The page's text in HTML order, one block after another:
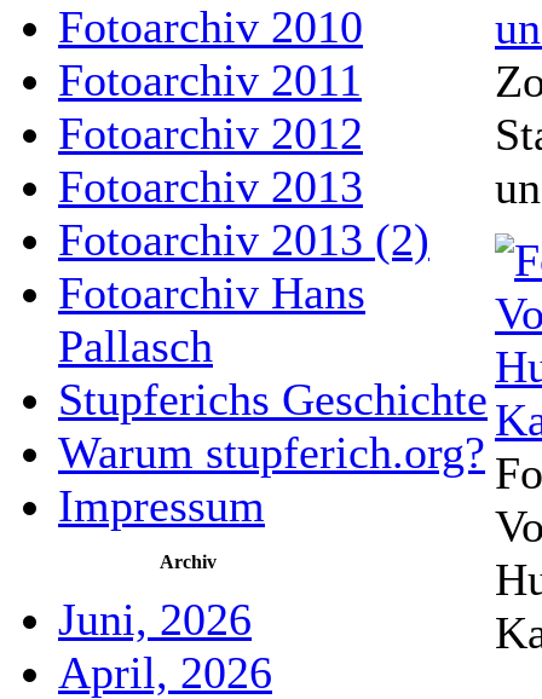
Fotoarchiv 2010
Fotoarchiv 2011
Fotoarchiv 2012
Fotoarchiv 2013
Fotoarchiv 2013 (2)
Fotoarchiv Hans
Pallasch
Stupferichs Geschichte
Warum stupferich.org?
Impressum
Archiv
Juni, 2026
April, 2026